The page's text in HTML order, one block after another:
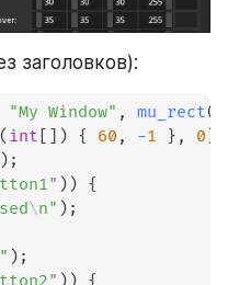
заголовков):
"My Window" , mu_rect(
( int ) { 60 , -1 } , 0 )
) ;
) ) {
) ;
) ;